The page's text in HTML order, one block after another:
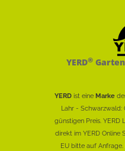
YERD®
YERD ist eine Marke
Lahr -
günstigen Preis. YERD
direkt im YERD Online
EU bitte auf